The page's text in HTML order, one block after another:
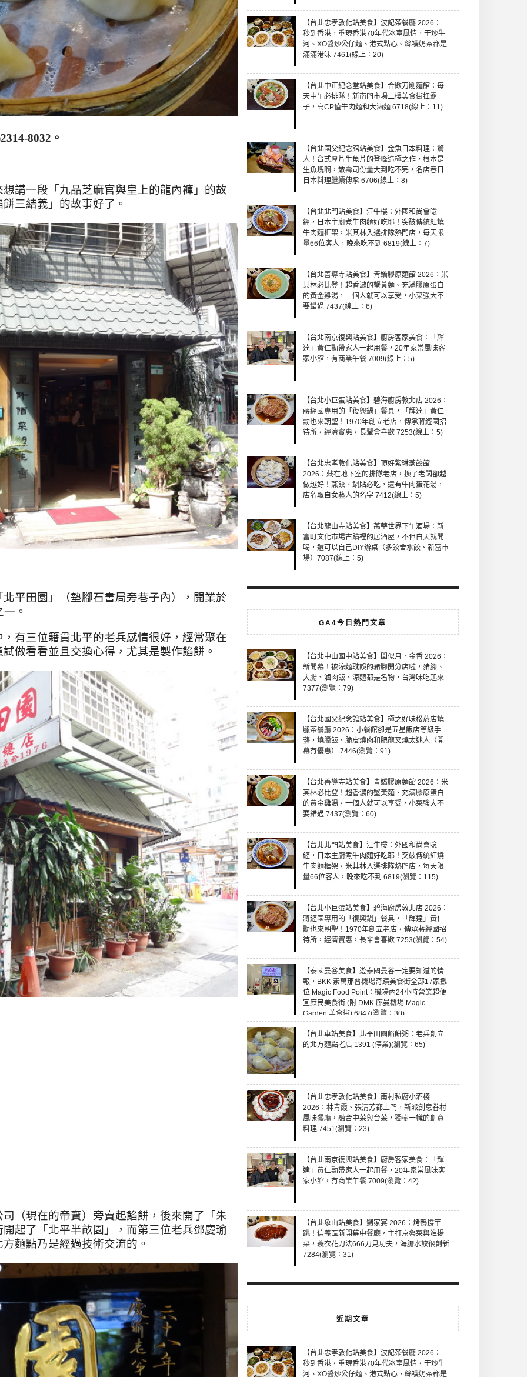
8032 。
講一段 「九品芝麻官與皇上的龍內褲 」的故
三結義」的故事好了。
平田園」（墊腳石書局旁巷子內），開業於
。
有三位籍貫北平的老兵感情很好，經常聚在
做看看並且交換心得，尤其是製作餡餅。
（現在的帝寶）旁賣起餡餅，後來開了「朱
起了「北平半畝園」，而第三位老兵鄧慶瑜
麵點乃是經過技術交流的。
【台北忠孝敦化站美食】波記茶餐廳 2026：一
秒到香港，重現香港70年代冰室風情，干炒牛
河、XO醬炒公仔麵、港式點心、絲襪奶茶都是
滿滿港味 7461(線上：20)
【台北中正紀念堂站美食】合歡刀削麵館：每
天中午必排隊！新南門市場二樓美食街扛霸
子，高CP值牛肉麵和大滷麵 6718(線上：11)
【台北國父紀念館站美食】金魚日本料理：驚
人！台式厚片生魚片的登峰造極之作，根本是
生魚塊啊，散壽司份量大到吃不完，名店春日
日本料理繼續傳承 6706(線上：8)
【台北北門站美食】江牛樓：外國和尚會唸
經，日本主廚煮牛肉麵好吃耶！突破傳統紅燒
牛肉麵框架，米其林入選排隊熱門店，每天限
量66位客人，晚來吃不到 6819(線上：7)
【台北善導寺站美食】青嬌膠原麵館 2026：米
其林必比登！超香濃的蟹黃麵、充滿膠原蛋白
的黃金雞湯，一個人就可以享受，小菜強大不
要錯過 7437(線上：6)
【台北南京復興站美食】廚房客家美食：「輝
達」黃仁勳帶家人一起用餐，20年家常風味客
家小館，有商業午餐 7009(線上：5)
【台北小巨蛋站美食】碧海廚房敦北店 2026：
蔣經國專用的「復興鍋」餐具，「輝達」黃仁
勳也來朝聖！1970年創立老店，傳承蔣經國招
待所，經濟實惠，長輩會喜歡 7253(線上：5)
【台北忠孝敦化站美食】頂好紫琳蒸餃館
2026：藏在地下室的排隊老店，換了老闆卻越
做越好！蒸餃、鍋貼必吃，還有牛肉蛋花湯，
店名取自女藝人的名字 7412(線上：5)
【台北龍山寺站美食】萬華世界下午酒場：新
富町文化市場古蹟裡的居酒屋，不但白天就開
喝，還可以自己DIY辦桌（多餃舍水餃、新富市
場）7087(線上：5)
GA4今日熱門文章
【台北中山國中站美食】閏似月．金香 2026：
新開幕！被涼麵耽誤的豬腳開分店啦，豬腳、
大腸、滷肉飯、涼麵都是名物，台灣味吃起來
7377(瀏覽：79)
【台北國父紀念館站美食】極之好味松菸店燒
臘茶餐廳 2026：小餐館卻是五星飯店等級手
藝，燒臘飯、脆皮燒肉和肥龍叉燒太迷人（開
幕有優惠） 7446(瀏覽：91)
【台北善導寺站美食】青嬌膠原麵館 2026：米
其林必比登！超香濃的蟹黃麵、充滿膠原蛋白
的黃金雞湯，一個人就可以享受，小菜強大不
要錯過 7437(瀏覽：60)
【台北北門站美食】江牛樓：外國和尚會唸
經，日本主廚煮牛肉麵好吃耶！突破傳統紅燒
牛肉麵框架，米其林入選排隊熱門店，每天限
量66位客人，晚來吃不到 6819(瀏覽：115)
【台北小巨蛋站美食】碧海廚房敦北店 2026：
蔣經國專用的「復興鍋」餐具，「輝達」黃仁
勳也來朝聖！1970年創立老店，傳承蔣經國招
待所，經濟實惠，長輩會喜歡 7253(瀏覽：54)
【泰國曼谷美食】遊泰國曼谷一定要知道的情
報，BKK 素萬那普機場奇蹟美食街全部17家攤
位 Magic Food Point：機場內24小時營業超便
宜庶民美食街 (附 DMK 廊曼機場 Magic
Garden 美食街) 6847(瀏覽：30)
【台北車站美食】北平田園餡餅粥：老兵創立
的北方麵點老店 1391 (停業)(瀏覽：65)
【台北忠孝敦化站美食】南村私廚小酒棧
2026：林青霞、張清芳都上門，新派創意眷村
風味餐廳，融合中菜與台菜，獨樹一幟的創意
料理 7451(瀏覽：23)
【台北南京復興站美食】廚房客家美食：「輝
達」黃仁勳帶家人一起用餐，20年家常風味客
家小館，有商業午餐 7009(瀏覽：42)
【台北象山站美食】劉家宴 2026：烤鴨撐竿
跳！信義區新開幕中餐廳，主打京魯菜與淮揚
菜，蓑衣花刀法666刀見功夫，海膽水餃很創新
7284(瀏覽：31)
近期文章
【台北忠孝敦化站美食】波記茶餐廳 2026：一
秒到香港，重現香港70年代冰室風情，干炒牛
河、XO醬炒公仔麵、港式點心、絲襪奶茶都是